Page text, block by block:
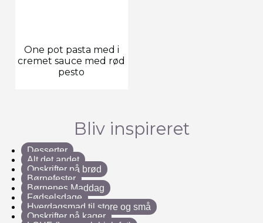
One pot pasta med i
cremet sauce med rød
pesto
Bliv inspireret
Desserter
Alt det andet
Opskrifter på brød
Børnefester
Børnenes Maddag
Fødselsdage
Hverdagsmad til store og små
Opskrifter på kager